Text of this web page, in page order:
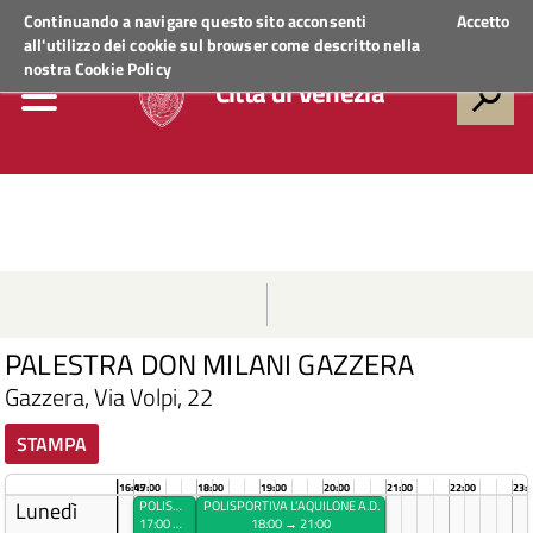
Continuando a navigare questo sito acconsenti
all'utilizzo dei cookie sul browser come descritto nella
nostraCookie Policy
Accetto
Regione VenetoACCEDI AI SERVIZI
Città di Venezia
PALESTRA DON MILANI GAZZERA
Gazzera, Via Volpi, 22
STAMPA
16:4517:00 18:00 19:00 20:00 21:00 22:00
Lunedì
POLISPORTIVA L'AQUILONE A.D.
17:00 → 18:00
POLISPORTIVA L'AQUILONE A.D.
18:00 → 21:00